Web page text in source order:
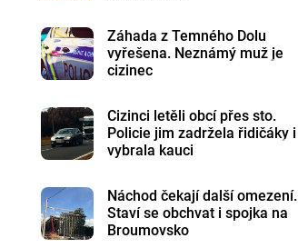
Záhada z Temného Dolu
vyřešena. Neznámý muž je
cizinec
Cizinci letěli obcí přes sto.
Policie jim zadržela řidičáky i
vybrala kauci
Náchod čekají další omezení.
Staví se obchvat i spojka na
Broumovsko